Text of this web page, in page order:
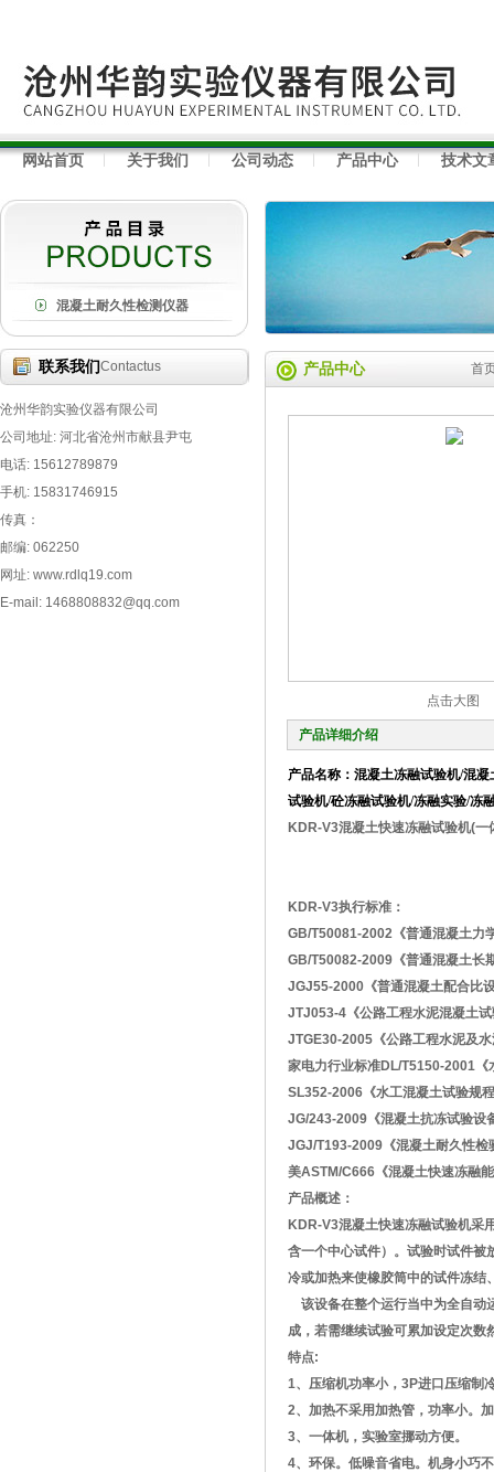
网站首页 关于我们 公司动态 产品中心 技术文
混凝土耐久性检测仪器
联系我们Contactus
沧州华韵实验仪器有限公司
公司地址: 河北省沧州市献县尹屯
电话: 15612789879
手机: 15831746915
传真：
邮编: 062250
网址: www.rdlq19.com
E-mail: 1468808832@qq.com
产品中心 首
点击大图
产品详细介绍
产品名称： 混凝土冻融试验机/混
试验机/砼冻融试验机/冻融实验/冻
KDR-V3混凝土快速冻融试验机(一
KDR-V3执行标准：
GB/T50081-2002《普通混凝土力
GB/T50082-2009《普通混凝土长
JGJ55-2000《普通混凝土配合比
JTJ053-4《公路工程水泥混凝土
JTGE30-2005《公路工程水泥及
家电力行业标准DL/T5150-2001《
SL352-2006《水工混凝土试验规
JG/243-2009《混凝土抗冻试验设
JGJ/T193-2009《混凝土耐久性检
美ASTM/C666《混凝土快速冻融
产品概述：
KDR-V3混凝土快速冻融试验机采
含一个中心试件）。试验时试件被
冷或加热来使橡胶筒中的试件冻结
该设备在整个运行当中为全自动
成，若需继续试验可累加设定次数
特点:
1、压缩机功率小，3P进口压缩制
2、加热不采用加热管，功率小。
3、一体机，实验室挪动方便。
4、环保。低噪音省电。机身小巧